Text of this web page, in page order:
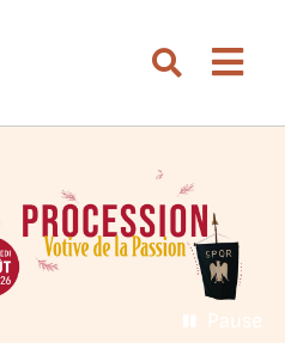
Rechercher
Pause